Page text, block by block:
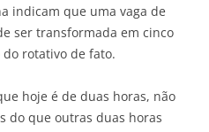
indicam que uma vaga de
ser transformada em cinco
rotativo de fato.
hoje é de duas horas, não
do que outras duas horas